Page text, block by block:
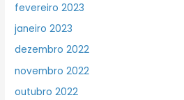
fevereiro 2023
janeiro 2023
dezembro 2022
novembro 2022
outubro 2022